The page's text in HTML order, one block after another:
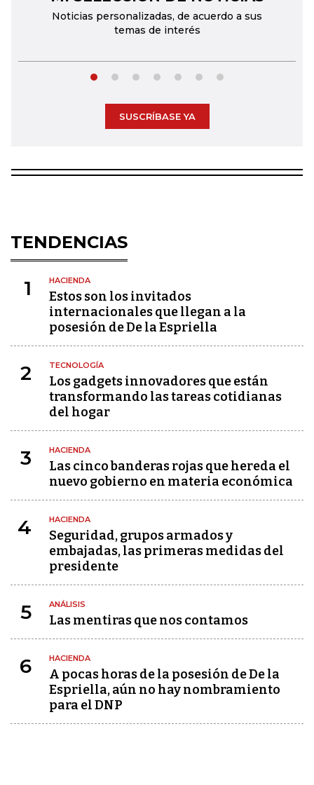
Noticias personalizadas, de acuerdo a sus
temas de interés
SUSCRÍBASE YA
TENDENCIAS
1 HACIENDA
Estos son los invitados
internacionales que llegan a la
posesión de De la Espriella
2 TECNOLOGÍA
Los gadgets innovadores que están
transformando las tareas cotidianas
del hogar
3 HACIENDA
Las cinco banderas rojas que hereda el
nuevo gobierno en materia económica
4 HACIENDA
Seguridad, grupos armados y
embajadas, las primeras medidas del
presidente
5 ANÁLISIS
Las mentiras que nos contamos
6 HACIENDA
A pocas horas de la posesión de De la
Espriella, aún no hay nombramiento
para el DNP